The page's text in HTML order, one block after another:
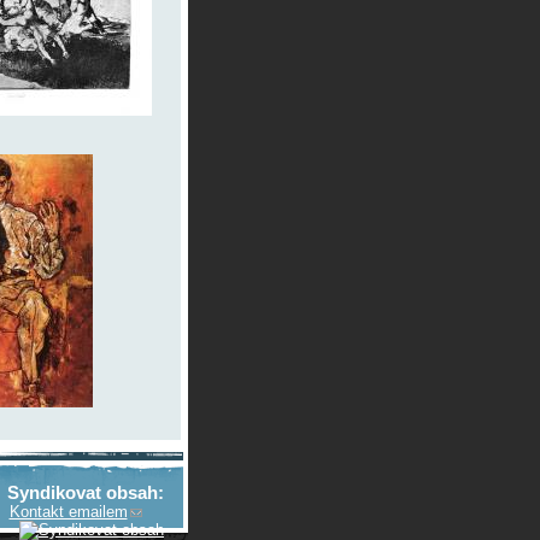
Syndikovat obsah:
Kontakt emailem